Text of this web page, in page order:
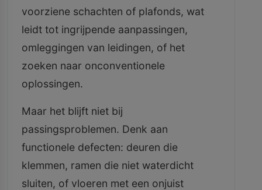
voorziene schachten of plafonds, wat
leidt tot ingrijpende aanpassingen,
omleggingen van leidingen, of het
zoeken naar onconventionele
oplossingen.
Maar het blijft niet bij
passingsproblemen. Denk aan
functionele defecten: deuren die
klemmen, ramen die niet waterdicht
sluiten, of vloeren met een onjuist